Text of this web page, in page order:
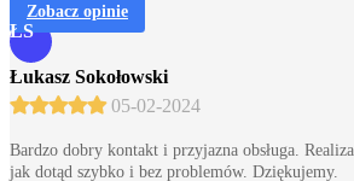
Zobacz opinie
ŁS
Łukasz Sokołowski
05-02-2024
Bardzo dobry kontakt i przyjazna obsługa.
jak dotąd szybko i bez problemów. Dziękujemy.